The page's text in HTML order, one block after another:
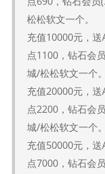
松松软文一个。
充值10000元，
点1100，钻石会
城/松松软文一个。
充值20000元，
点2200，钻石会
城/松松软文一个。
充值50000元，送
点7000，钻石会